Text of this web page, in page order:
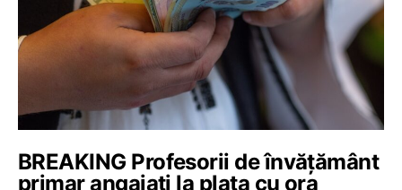
BREAKING Profesorii de învățământ
primar angajați la plata cu ora